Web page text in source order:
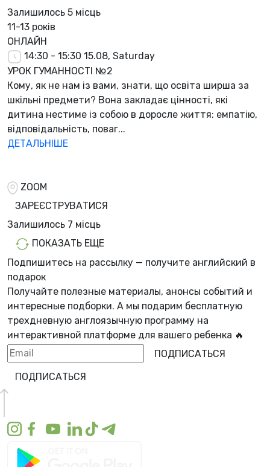
Залишилось 5 місць
11-13 років
ОНЛАЙН
14:30 - 15:30 15.08, Saturday
УРОК ГУМАННОСТІ №2
Кому, як не нам із вами, знати, що освіта ширша за
шкільні предмети? Вона закладає цінності, які
дитина нестиме із собою в доросле життя: емпатію,
відповідальність, поваг...
ДЕТАЛЬНІШЕ
ZOOM
ЗАРЕЄСТРУВАТИСЯ
Залишилось 7 місць
ПОКАЗАТЬ ЕЩЕ
Подпишитесь на рассылку — получите английский в
подарок
Получайте полезные материалы, анонсы событий и
интересные подборки. А мы подарим бесплатную
трехдневную англоязычную программу на
интерактивной платформе для вашего ребенка 🔥
ПОДПИСАТЬСЯ
ПОДПИСАТЬСЯ